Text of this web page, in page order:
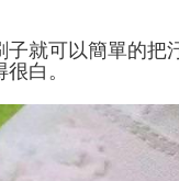
子就可以簡單的把
很白。